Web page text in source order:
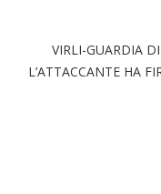
VIRLI-GUARDIA
L’ATTACCANTE HA